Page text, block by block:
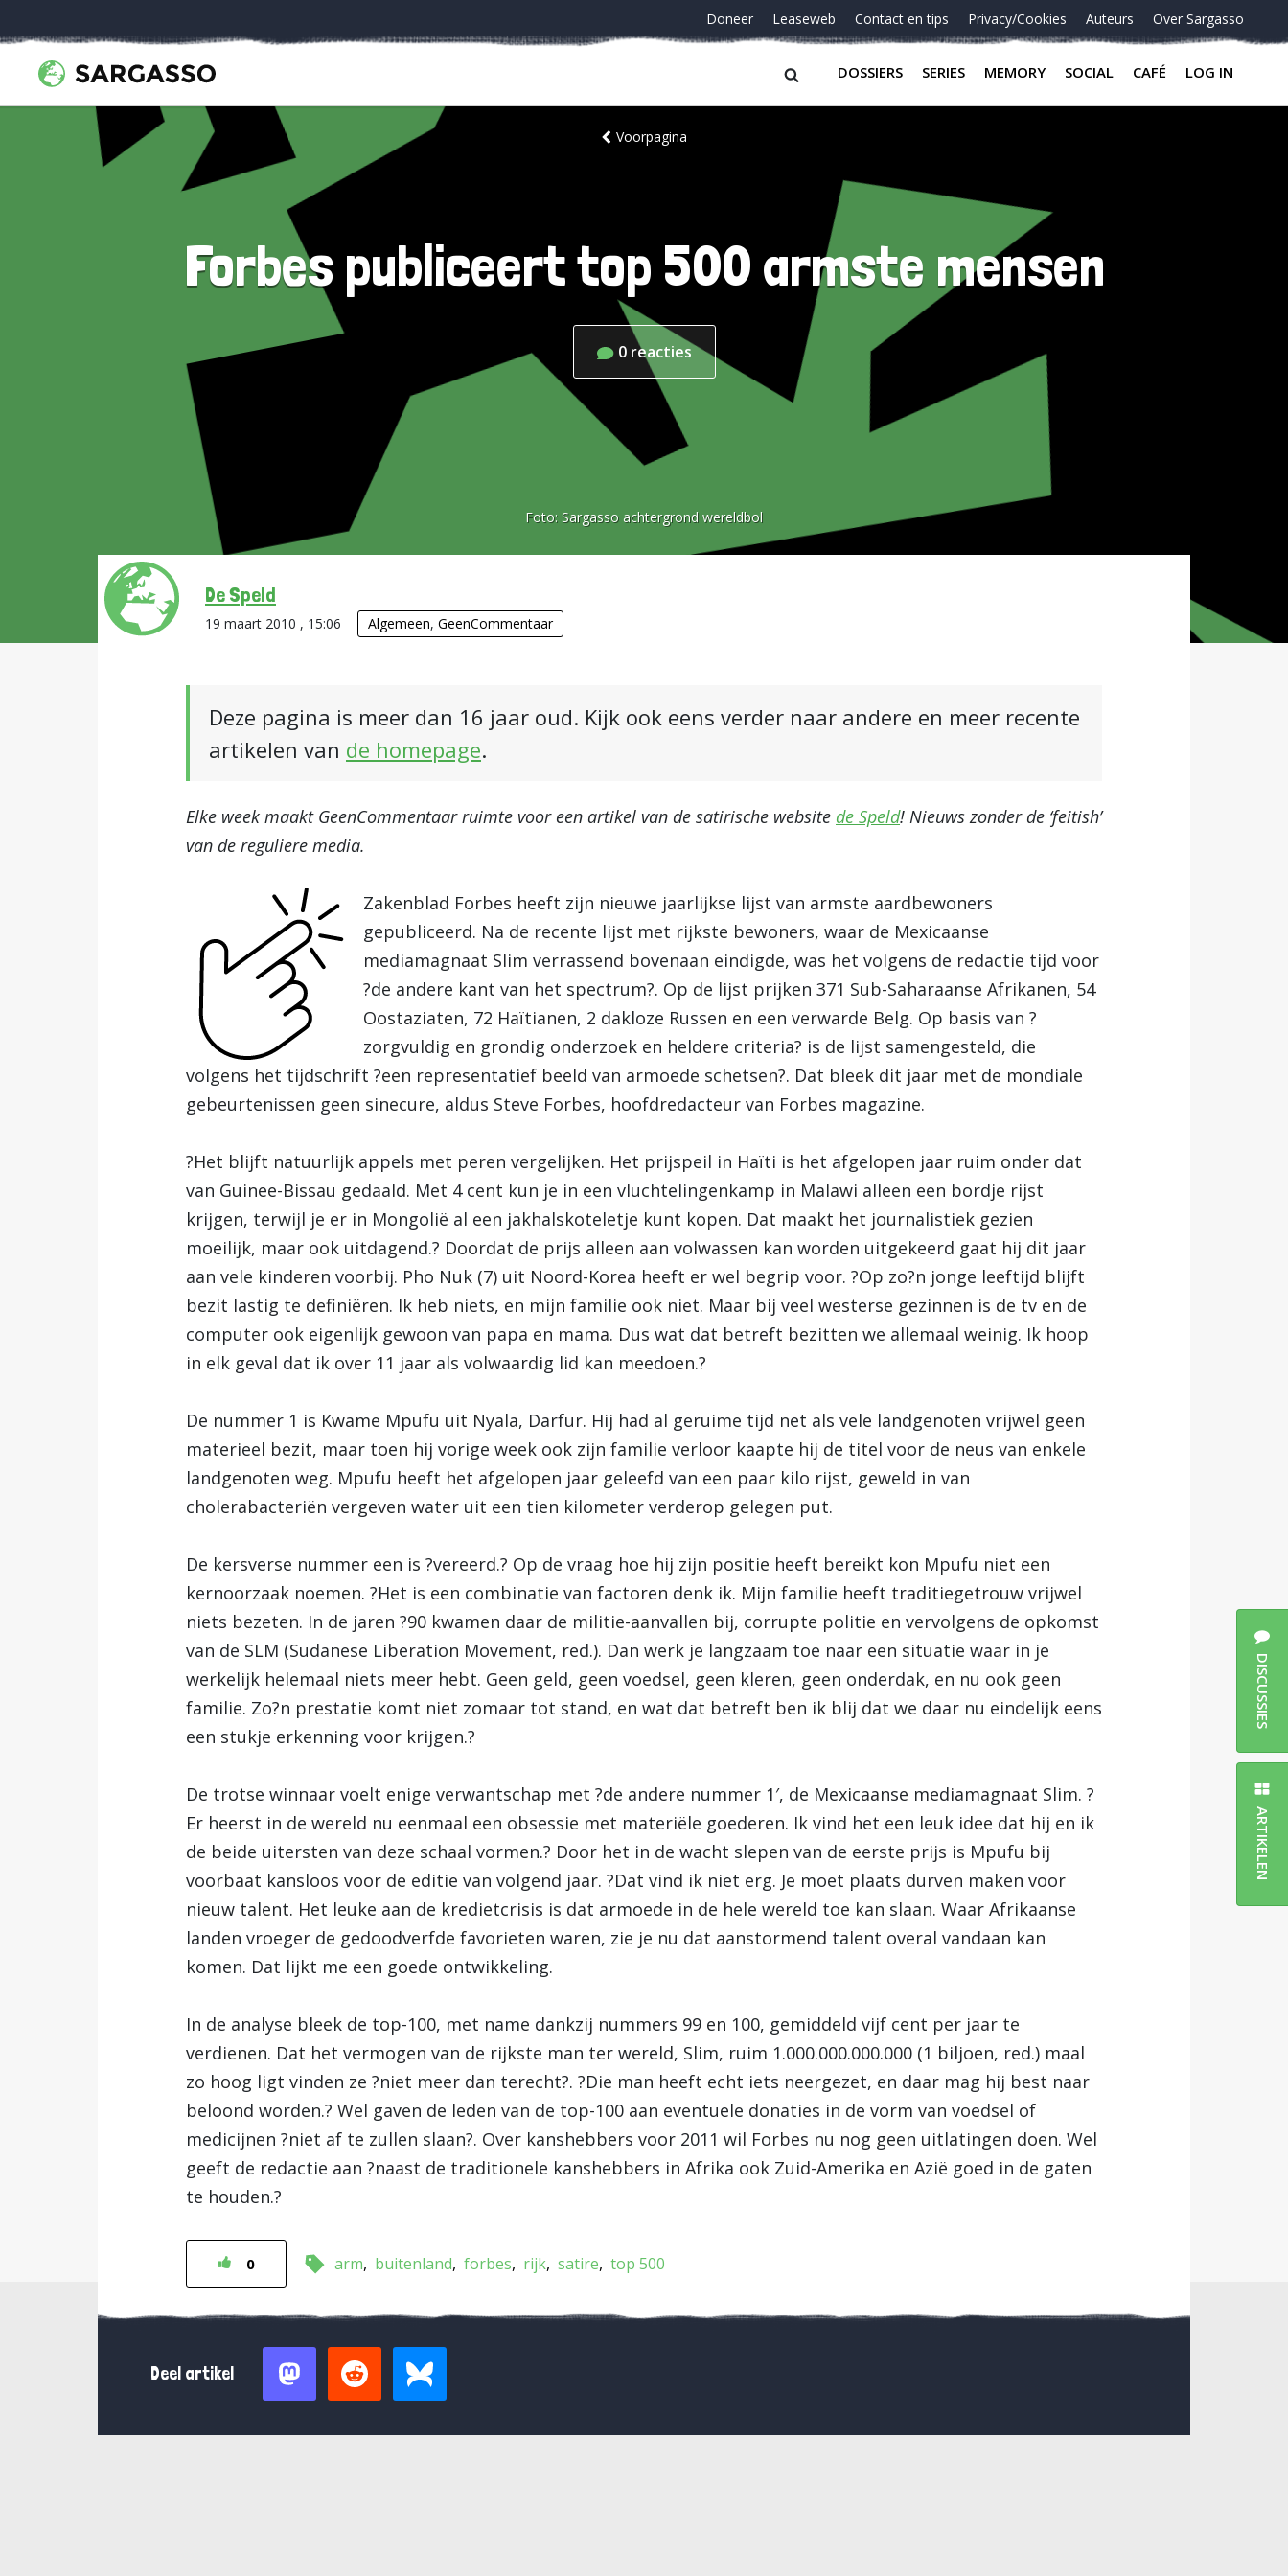
Doneer Leaseweb Contact en tips Privacy/Cookies Auteurs Over Sargasso
DOSSIERS SERIES MEMORY SOCIAL CAFÉ LOG IN
Voorpagina
Forbes publiceert top 500 armste mensen
0 reacties
Foto: Sargasso achtergrond wereldbol
De Speld
19 maart 2010 , 15:06 Algemeen, GeenCommentaar
Deze pagina is meer dan 16 jaar oud. Kijk ook eens verder naar andere en meer recente
artikelen van de homepage.
Elke week maakt GeenCommentaar ruimte voor een artikel van de satirische website de Speld! Nieuws zonder de ‘feitish’
van de reguliere media.
Zakenblad Forbes heeft zijn nieuwe jaarlijkse lijst van armste aardbewoners
gepubliceerd. Na de recente lijst met rijkste bewoners, waar de Mexicaanse
mediamagnaat Slim verrassend bovenaan eindigde, was het volgens de redactie tijd voor
?de andere kant van het spectrum?. Op de lijst prijken 371 Sub-Saharaanse Afrikanen, 54
Oostaziaten, 72 Haïtianen, 2 dakloze Russen en een verwarde Belg. Op basis van ?
zorgvuldig en grondig onderzoek en heldere criteria? is de lijst samengesteld, die
volgens het tijdschrift ?een representatief beeld van armoede schetsen?. Dat bleek dit jaar met de mondiale
gebeurtenissen geen sinecure, aldus Steve Forbes, hoofdredacteur van Forbes magazine.
?Het blijft natuurlijk appels met peren vergelijken. Het prijspeil in Haïti is het afgelopen jaar ruim onder dat
van Guinee-Bissau gedaald. Met 4 cent kun je in een vluchtelingenkamp in Malawi alleen een bordje rijst
krijgen, terwijl je er in Mongolië al een jakhalskoteletje kunt kopen. Dat maakt het journalistiek gezien
moeilijk, maar ook uitdagend.? Doordat de prijs alleen aan volwassen kan worden uitgekeerd gaat hij dit jaar
aan vele kinderen voorbij. Pho Nuk (7) uit Noord-Korea heeft er wel begrip voor. ?Op zo?n jonge leeftijd blijft
bezit lastig te definiëren. Ik heb niets, en mijn familie ook niet. Maar bij veel westerse gezinnen is de tv en de
computer ook eigenlijk gewoon van papa en mama. Dus wat dat betreft bezitten we allemaal weinig. Ik hoop
in elk geval dat ik over 11 jaar als volwaardig lid kan meedoen.?
De nummer 1 is Kwame Mpufu uit Nyala, Darfur. Hij had al geruime tijd net als vele landgenoten vrijwel geen
materieel bezit, maar toen hij vorige week ook zijn familie verloor kaapte hij de titel voor de neus van enkele
landgenoten weg. Mpufu heeft het afgelopen jaar geleefd van een paar kilo rijst, geweld in van
cholerabacteriën vergeven water uit een tien kilometer verderop gelegen put.
De kersverse nummer een is ?vereerd.? Op de vraag hoe hij zijn positie heeft bereikt kon Mpufu niet een
kernoorzaak noemen. ?Het is een combinatie van factoren denk ik. Mijn familie heeft traditiegetrouw vrijwel
niets bezeten. In de jaren ?90 kwamen daar de militie-aanvallen bij, corrupte politie en vervolgens de opkomst
van de SLM (Sudanese Liberation Movement, red.). Dan werk je langzaam toe naar een situatie waar in je
werkelijk helemaal niets meer hebt. Geen geld, geen voedsel, geen kleren, geen onderdak, en nu ook geen
familie. Zo?n prestatie komt niet zomaar tot stand, en wat dat betreft ben ik blij dat we daar nu eindelijk eens
een stukje erkenning voor krijgen.?
De trotse winnaar voelt enige verwantschap met ?de andere nummer 1′, de Mexicaanse mediamagnaat Slim. ?
Er heerst in de wereld nu eenmaal een obsessie met materiële goederen. Ik vind het een leuk idee dat hij en ik
de beide uitersten van deze schaal vormen.? Door het in de wacht slepen van de eerste prijs is Mpufu bij
voorbaat kansloos voor de editie van volgend jaar. ?Dat vind ik niet erg. Je moet plaats durven maken voor
nieuw talent. Het leuke aan de kredietcrisis is dat armoede in de hele wereld toe kan slaan. Waar Afrikaanse
landen vroeger de gedoodverfde favorieten waren, zie je nu dat aanstormend talent overal vandaan kan
komen. Dat lijkt me een goede ontwikkeling.
In de analyse bleek de top-100, met name dankzij nummers 99 en 100, gemiddeld vijf cent per jaar te
verdienen. Dat het vermogen van de rijkste man ter wereld, Slim, ruim 1.000.000.000.000 (1 biljoen, red.) maal
zo hoog ligt vinden ze ?niet meer dan terecht?. ?Die man heeft echt iets neergezet, en daar mag hij best naar
beloond worden.? Wel gaven de leden van de top-100 aan eventuele donaties in de vorm van voedsel of
medicijnen ?niet af te zullen slaan?. Over kanshebbers voor 2011 wil Forbes nu nog geen uitlatingen doen. Wel
geeft de redactie aan ?naast de traditionele kanshebbers in Afrika ook Zuid-Amerika en Azië goed in de gaten
te houden.?
0 arm buitenland forbes rijk satire top 500
Deel artikel
DISCUSSIES
ARTIKELEN